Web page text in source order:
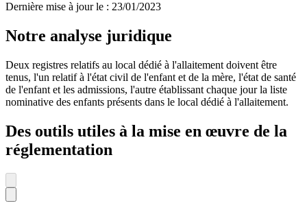
Dernière mise à jour le : 23/01/2023
Notre analyse juridique
Deux registres relatifs au local dédié à l'allaitement doivent être
tenus, l'un relatif à l'état civil de l'enfant et de la mère, l'état de santé
de l'enfant et les admissions, l'autre établissant chaque jour la liste
nominative des enfants présents dans le local dédié à l'allaitement.
Des outils utiles à la mise en œuvre de la
réglementation